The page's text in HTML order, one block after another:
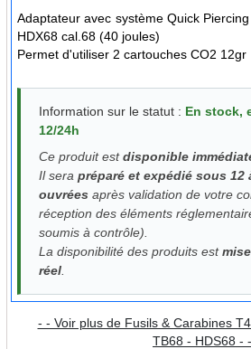
Adaptateur avec système Quick
HDX68 cal.68 (40 joules)
Permet d'utiliser 2 cartouches CO2 12gr
Information sur le statut : En stock,
12/24h
Ce produit estdisponible
Il serapréparé et expédié sous 12
ouvrées après validation de votre
réception des éléments
soumis à contrôle).
La disponibilité des produits est
réel
- - Voir plus de Fusils & Carabines
TB68 - HDS68 - -